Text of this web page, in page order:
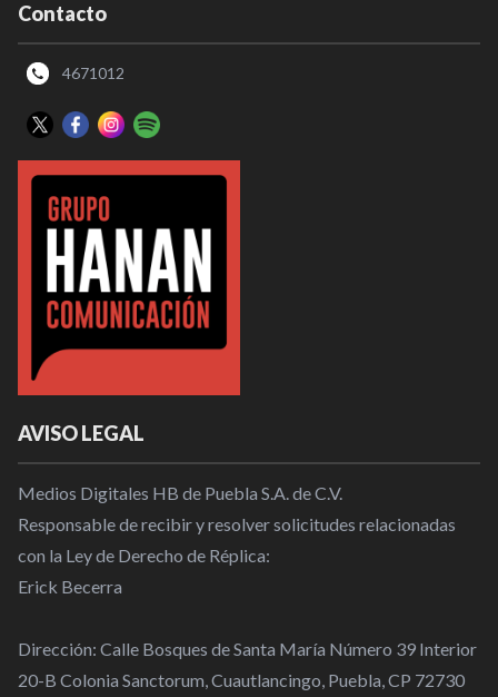
Contacto
4671012
AVISO LEGAL
Medios Digitales HB de Puebla S.A. de C.V.
Responsable de recibir y resolver solicitudes relacionadas
con la Ley de Derecho de Réplica:
Erick Becerra
Dirección: Calle Bosques de Santa María Número 39 Interior
20-B Colonia Sanctorum, Cuautlancingo, Puebla, CP 72730